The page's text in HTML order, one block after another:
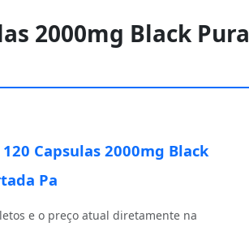
2000mg Black Pura
Capsulas 2000mg Black
Pa
e o preço atual diretamente na